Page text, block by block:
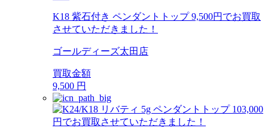
K18 紫石付き ペンダントトップ 9,500円でお買取
させていただきました！
ゴールディーズ太田店
買取金額
9,500 円